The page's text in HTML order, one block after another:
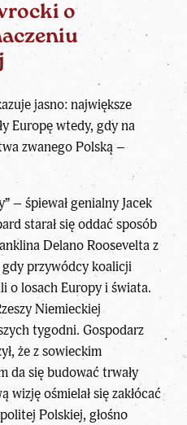
o
jasno: największe
Europę wtedy, gdy na
zwanegoPolską–
– śpiewał genialny Jacek
starał się oddać sposób
Delano Roosevelta z
gdy przywódcy koalicji
o losach Europy i świata.
Niemieckiej
tygodni. Gospodarz
że z sowieckim
da się budować trwały
wizję ośmielał się zakłócać
Polskiej, głośno